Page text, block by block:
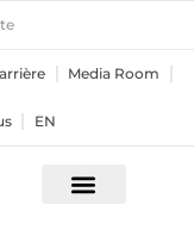
Media Room
EN